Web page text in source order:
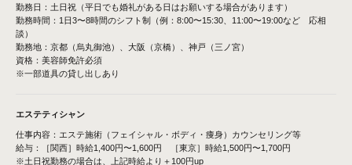
勤務日：土日祝（平日でも婚礼がある日はお願いする場合があります）
勤務時間：1日3〜8時間のシフト制（例：8:00〜15:30、11:00〜19:00など 応相
談）
勤務地：京都（烏丸御池）、大阪（京橋）、神戸（三ノ宮）
資格：美容師免許必須
※一部道具の貸し出しあり
エステティシャン
仕事内容：エステ施術（フェイシャル・ボディ・痩身）カウンセリング等
給与：［関西］時給1,400円〜1,600円 ［東京］時給1,500円〜1,700円
※土日祝勤務の場合は、上記時給より＋100円up